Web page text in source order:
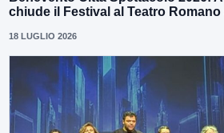
chiude il Festival al Teatro Romano
18 LUGLIO 2026